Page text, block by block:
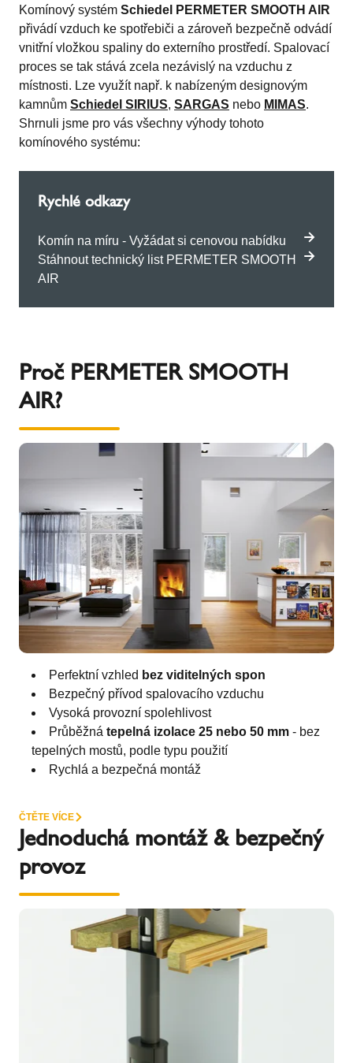
Komínový systém Schiedel PERMETER SMOOTH AIR
přivádí vzduch ke spotřebiči a zároveň bezpečně odvádí
vnitřní vložkou spaliny do externího prostředí. Spalovací
proces se tak stává zcela nezávislý na vzduchu z
místnosti. Lze využít např. k nabízeným designovým
kamnům Schiedel SIRIUS, SARGAS nebo MIMAS.
Shrnuli jsme pro vás všechny výhody tohoto
komínového systému:
Rychlé odkazy
Komín na míru - Vyžádat si cenovou nabídku
Stáhnout technický list PERMETER SMOOTH
AIR
Proč PERMETER SMOOTH
AIR?
Perfektní vzhled bez viditelných spon
Bezpečný přívod spalovacího vzduchu
Vysoká provozní spolehlivost
Průběžná tepelná izolace 25 nebo 50 mm - bez
tepelných mostů, podle typu použití
Rychlá a bezpečná montáž
ČTĚTE VÍCE
Jednoduchá montáž & bezpečný
provoz